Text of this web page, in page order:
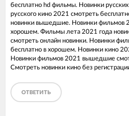
бесплатно hd фильмы. Новинки
русского кино 2021 смотреть
новинки вышедшие. Новинки фильмов
хорошем. Фильмы лета 2021 года
смотреть онлайн новинки. Новинки
бесплатно в хорошем. Новинки кино
Новинки фильмов 2021 вышедшие
Смотреть новинки кино без
ОТВЕТИТЬ